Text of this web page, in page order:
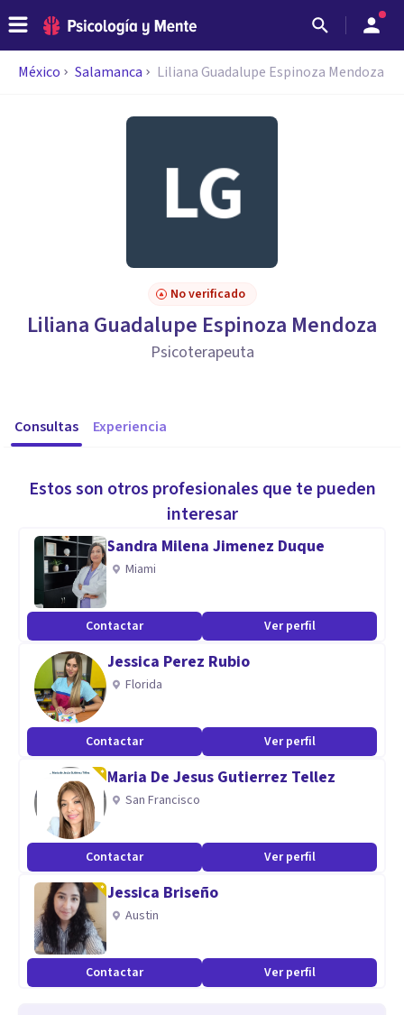
México Salamanca Liliana Guadalupe Espinoza Mendoza
No verificado
Liliana Guadalupe Espinoza Mendoza
Psicoterapeuta
Consultas Experiencia
Estos son otros profesionales que te pueden
interesar
Sandra Milena Jimenez Duque
Miami
Contactar Ver perfil
Jessica Perez Rubio
Florida
Contactar Ver perfil
Maria De Jesus Gutierrez Tellez
San Francisco
Contactar Ver perfil
Jessica Briseño
Austin
Contactar Ver perfil